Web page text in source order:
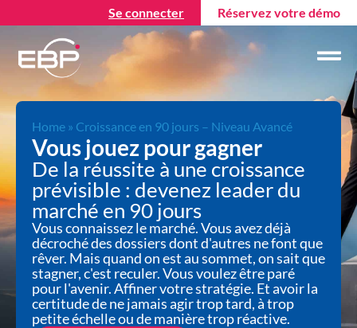
Se connecter Réservez votre démo
Home » Croissance en 90 jours – Niveau Avancé
Vous jouez pour gagner
De la réussite à une croissance
prévisible : devenez leader du
marché en 90 jours
Vous connaissez le marché. Vous avez déjà
décroché des dossiers dont d'autres ne font que
rêver. Mais quand on est au sommet, on sait que
stagner, c'est reculer. Vous voulez être paré
pour l'avenir. Affiner votre stratégie. Et avoir la
certitude de ne jamais agir trop tard, à trop
petite échelle ou de manière trop réactive.